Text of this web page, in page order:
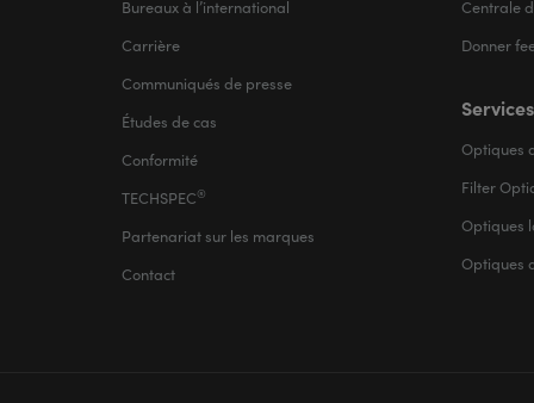
Bureaux à l’international
Carrière
Communiqués de presse
Études de cas
Conformité
TECHSPEC®
Partenariat sur les marques
Contact
Centrale
Donner
Optiques
Filter
Optiques
Optiques